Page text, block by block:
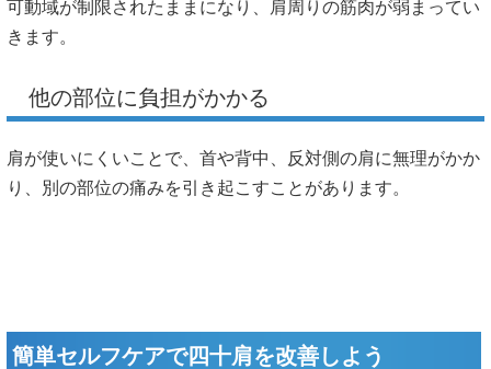
可動域が制限されたままになり、肩周りの筋肉が弱まってい
きます。
他の部位に負担がかかる
肩が使いにくいことで、首や背中、反対側の肩に無理がかか
り、別の部位の痛みを引き起こすことがあります。
簡単セルフケアで四十肩を改善しよう